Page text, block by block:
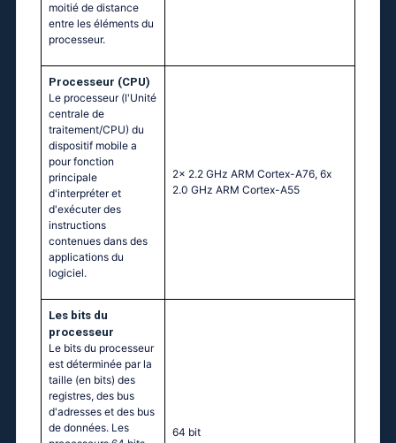
moitié de distance
entre les éléments du
processeur.
Processeur (CPU)
Le processeur (l'Unité
centrale de
traitement/CPU) du
dispositif mobile a
pour fonction
principale
d'interpréter et
d'exécuter des
instructions
contenues dans des
applications du
logiciel.
2x 2.2 GHz ARM Cortex-A76, 6x
2.0 GHz ARM Cortex-A55
Les bits du
processeur
Le bits du processeur
est déterminée par la
taille (en bits) des
registres, des bus
d'adresses et des bus
de données. Les
64 bit